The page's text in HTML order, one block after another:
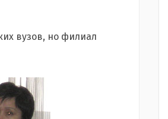
вузов, но филиал